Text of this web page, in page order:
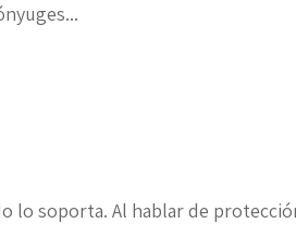
lo soporta. Al hablar de